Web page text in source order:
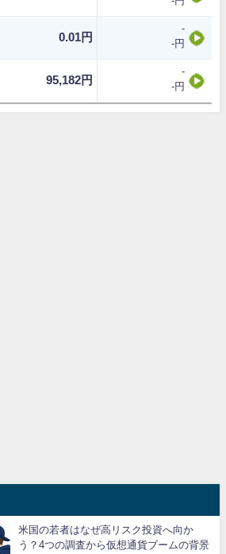
0.01円
-
-円
95,182円
-
-円
米国の若者はなぜ高リスク投資へ向か
う？4つの調査から仮想通貨ブームの背景